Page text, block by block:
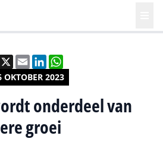
2023
X EmailLinkedIn
onderdeel van
groei